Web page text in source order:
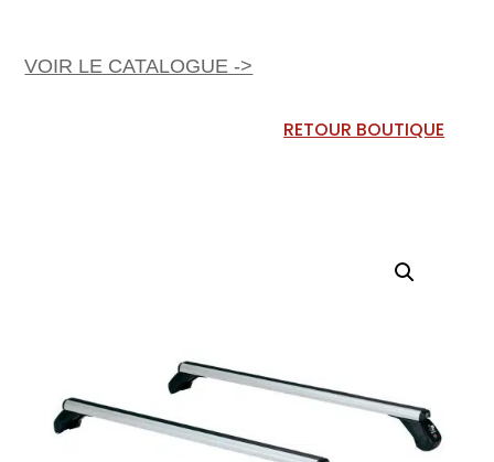
VOIR LE CATALOGUE ->
RETOUR BOUTIQUE